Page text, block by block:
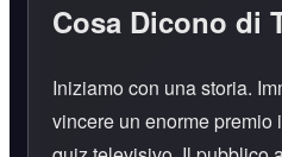
Cosa Dicono di
Iniziamo con una storia.
vincere un enorme premio